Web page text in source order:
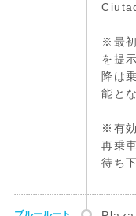
※最
を提
降は
能と
※有
再乗
待ち